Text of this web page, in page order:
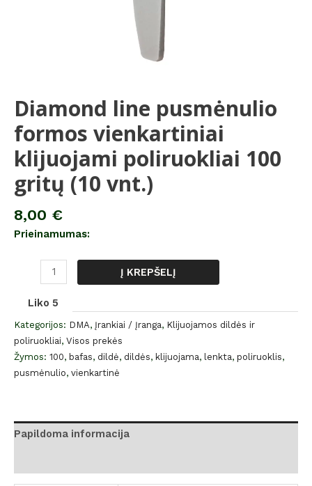
Diamond line pusmėnulio
formos vienkartiniai
klijuojami poliruokliai 100
gritų (10 vnt.)
8,00 €
Prieinamumas:
Į KREPŠELĮ
Liko 5
Kategorijos: DMA, Įrankiai / Įranga, Klijuojamos dildės ir
poliruokliai, Visos prekės
Žymos: 100, bafas, dildė, dildės, klijuojama, lenkta, poliruoklis,
pusmėnulio, vienkartinė
Papildoma informacija